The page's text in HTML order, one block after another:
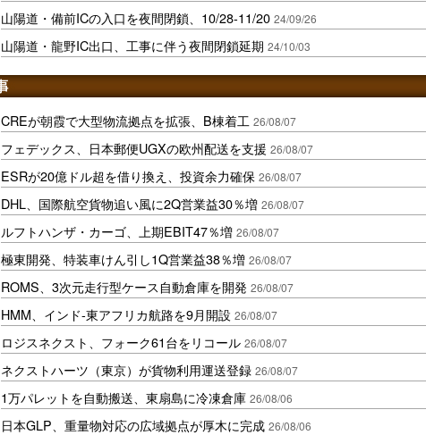
山陽道・備前ICの入口を夜間閉鎖、10/28-11/20 24/09/26
山陽道・龍野IC出口、工事に伴う夜間閉鎖延期 24/10/03
CREが朝霞で大型物流拠点を拡張、B棟着工 26/08/07
フェデックス、日本郵便UGXの欧州配送を支援 26/08/07
ESRが20億ドル超を借り換え、投資余力確保 26/08/07
DHL、国際航空貨物追い風に2Q営業益30％増 26/08/07
ルフトハンザ・カーゴ、上期EBIT47％増 26/08/07
極東開発、特装車けん引し1Q営業益38％増 26/08/07
ROMS、3次元走行型ケース自動倉庫を開発 26/08/07
HMM、インド-東アフリカ航路を9月開設 26/08/07
ロジスネクスト、フォーク61台をリコール 26/08/07
ネクストハーツ（東京）が貨物利用運送登録 26/08/07
1万パレットを自動搬送、東扇島に冷凍倉庫 26/08/06
日本GLP、重量物対応の広域拠点が厚木に完成 26/08/06